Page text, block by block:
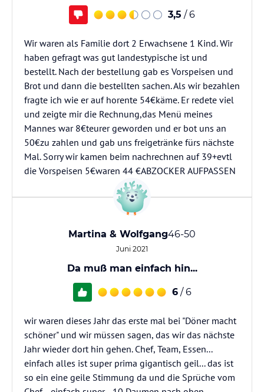
3,5 / 6
Wir waren als Familie dort 2 Erwachsene 1 Kind. Wir
haben gefragt was gut landestypische ist und
bestellt. Nach der bestellung gab es Vorspeisen und
Brot und dann die bestellten sachen. Als wir bezahlen
fragte ich wie er auf horente 54€käme. Er redete viel
und zeigte mir die Rechnung,das Menü meines
Mannes war 8€teurer geworden und er bot uns an
50€zu zahlen und gab uns freigetränke fürs nächste
Mal. Sorry wir kamen beim nachrechnen auf 39+evtl
die Vorspeisen 5€waren 44 €ABZOCKER AUFPASSEN
Martina & Wolfgang46-50
Juni 2021
Da muß man einfach hin...
6 / 6
wir waren dieses Jahr das erste mal bei "Döner macht
schöner" und wir müssen sagen, das wir das nächste
Jahr wieder dort hin gehen. Chef, Team, Essen...
einfach alles ist super prima gigantisch geil... das ist
so ein eine geile Stimmung da und die Sprüche vom